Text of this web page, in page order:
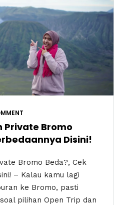
Private Bromo
Disini!
Bromo Beda?, Cek
– Kalau kamu lagi
ke Bromo, pasti
pilihan Open Trip dan